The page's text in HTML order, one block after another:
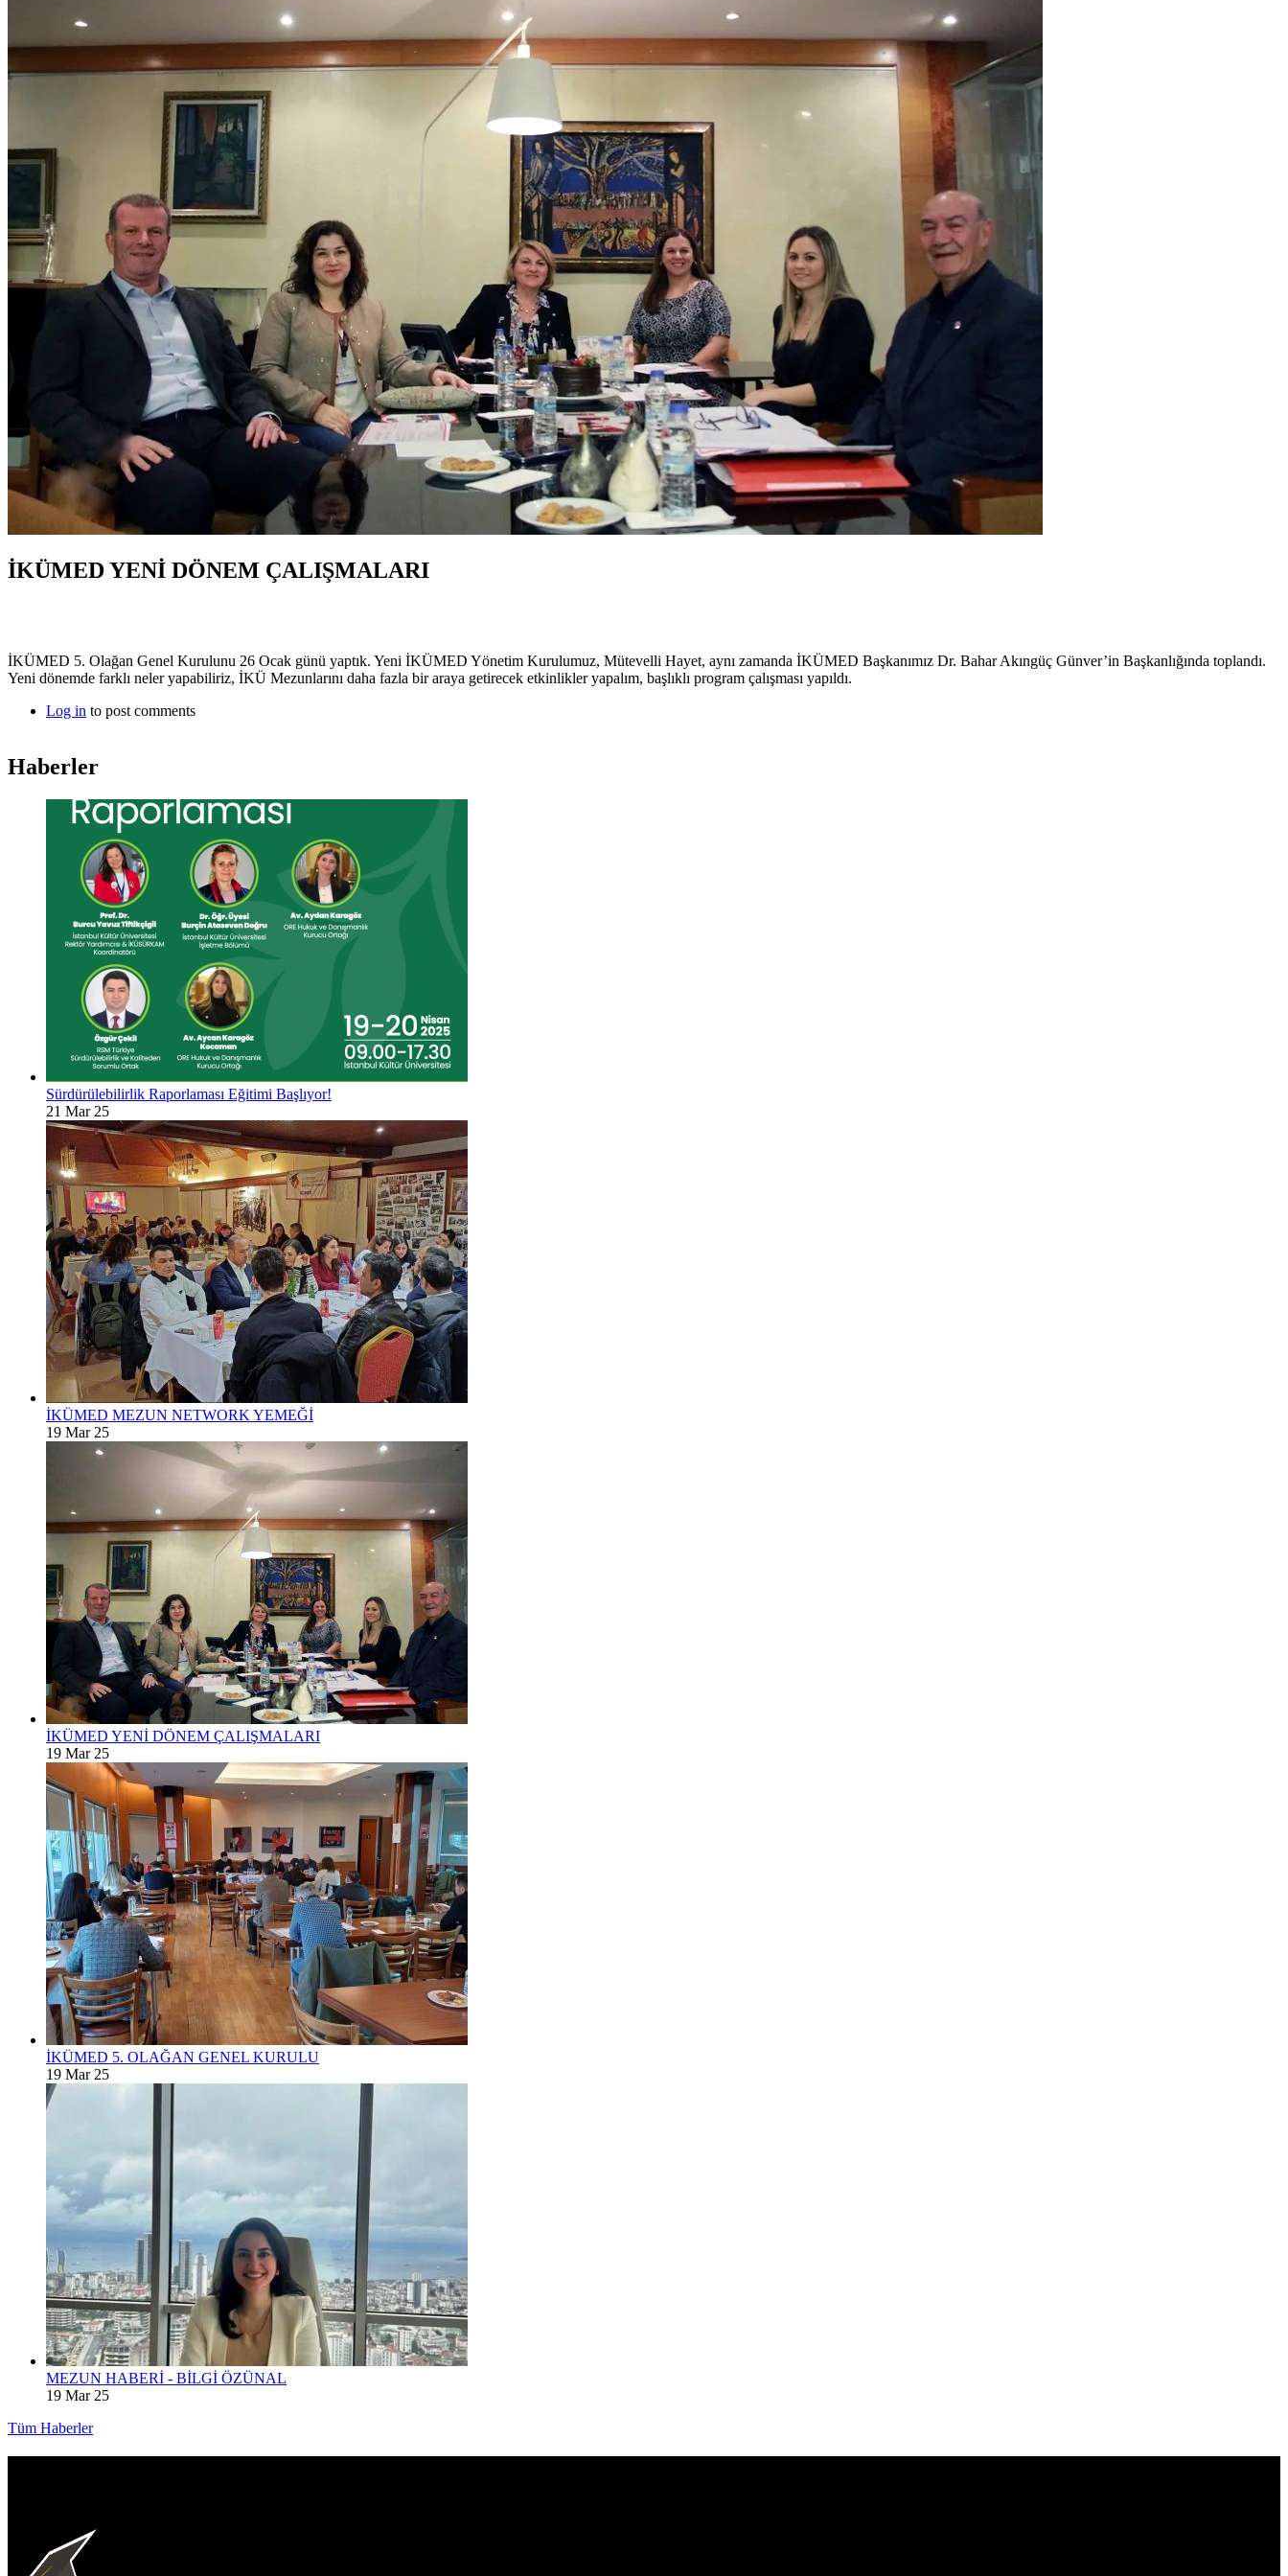
İKÜMED YENİ DÖNEM ÇALIŞMALARI
İKÜMED 5. Olağan Genel Kurulunu 26 Ocak günü yaptık. Yeni İKÜMED Yönetim Kurulumuz, Mütevelli Hayet, aynı zamanda İKÜMED Başkanımız Dr. Bahar Akıngüç Günver’in Başkanlığında toplandı.
Yeni dönemde farklı neler yapabiliriz, İKÜ Mezunlarını daha fazla bir araya getirecek etkinlikler yapalım, başlıklı program çalışması yapıldı.
Log in to post comments
Haberler
Sürdürülebilirlik Raporlaması Eğitimi Başlıyor!
21 Mar 25
İKÜMED MEZUN NETWORK YEMEĞİ
19 Mar 25
İKÜMED YENİ DÖNEM ÇALIŞMALARI
19 Mar 25
İKÜMED 5. OLAĞAN GENEL KURULU
19 Mar 25
MEZUN HABERİ - BİLGİ ÖZÜNAL
19 Mar 25
Tüm Haberler